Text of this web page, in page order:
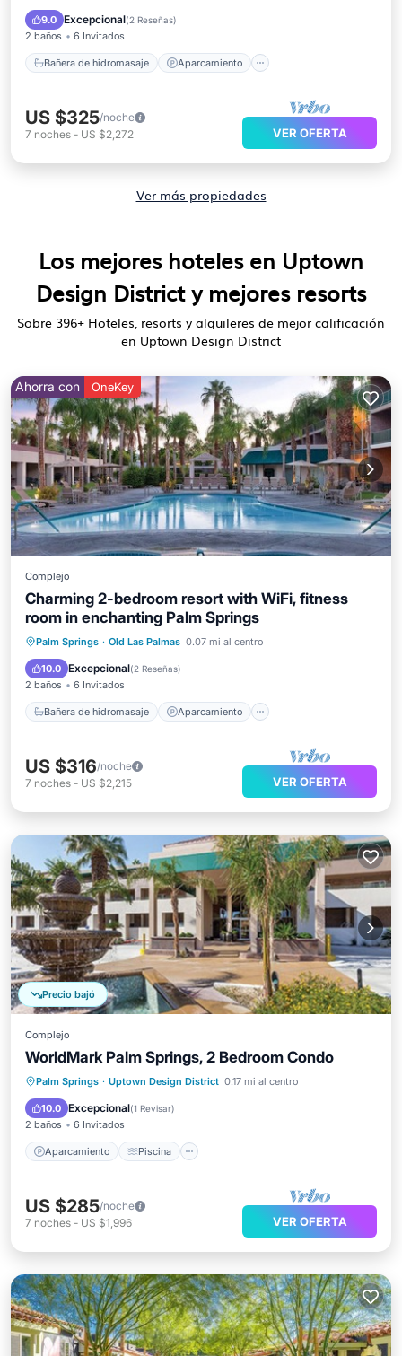
9.0 Excepcional(2 Reseñas)
2 baños 6 Invitados
Bañera de hidromasaje Aparcamiento
Piscina
Balcón/Terraza
US $325/noche
7 noches - US $2,272 VER OFERTA
Ver más propiedades
Los mejores hoteles en Uptown
Design District y mejores resorts
Sobre 396+ Hoteles, resorts y alquileres de mejor calificación
en Uptown Design District
Ahorra con OneKey
Complejo
Charming 2-bedroom resort with WiFi, fitness
room in enchanting Palm Springs
Palm Springs · Old Las Palmas 0.07 mi al centro
10.0 Excepcional(2 Reseñas)
2 baños 6 Invitados
Bañera de hidromasaje Aparcamiento
Bañera de hidromasaje
Aparcamiento
Piscina
Balcón/Terraza
US $316/noche
7 noches - US $2,215 VER OFERTA
Precio bajó
Complejo
WorldMark Palm Springs, 2 Bedroom Condo
Palm Springs · Uptown Design District 0.17 mi al centro
10.0 Excepcional(1 Revisar)
2 baños 6 Invitados
Aparcamiento Piscina
Aparcamiento Piscina
Cocina
Aire acondicionado
US $285/noche
7 noches - US $1,996 VER OFERTA